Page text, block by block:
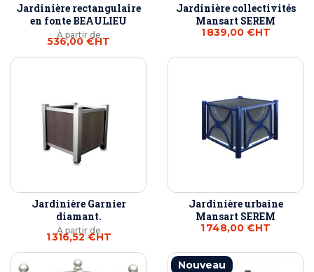
Jardinière rectangulaire
en fonte BEAULIEU
À partir de
536,00 €HT
Jardinière collectivités
Mansart SEREM
1 839,00 €HT
Jardinière Garnier
diamant.
À partir de
1 316,52 €HT
Jardinière urbaine
Mansart SEREM
1 748,00 €HT
Nouveau